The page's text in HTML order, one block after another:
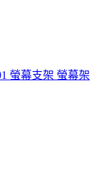
螢幕支架 螢幕架